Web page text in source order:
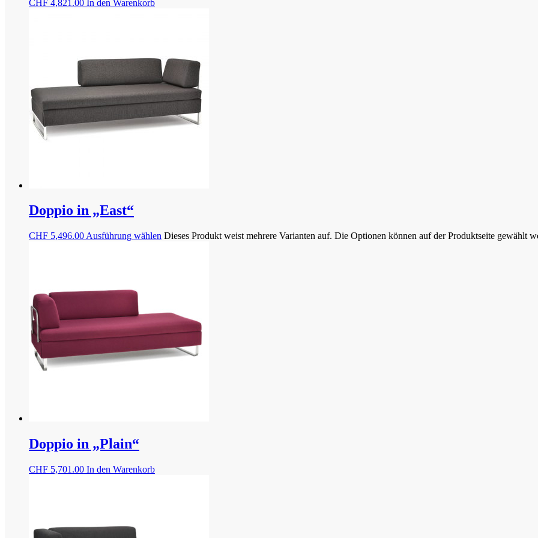
CHF 4,821.00 In den Warenkorb
Doppio in „East“
CHF 5,496.00 Ausführung wählen Dieses Produkt weist mehrere Varianten auf. Die Optionen können auf der Produktseite gewählt
Doppio in „Plain“
CHF 5,701.00 In den Warenkorb